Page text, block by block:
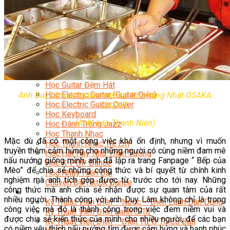
Nhạc Công Chuyên Nghiệp
Ca Sĩ Chuyên Nghiệp
Học Đàn Violin
Học Violin Cover
Học Đàn Piano
Học Piano Đệm Hát
Học Piano Trẻ Em
Học Đàn Guitar
Học Guitar Đệm Hát
Học Electric Guitar (Guitar Điện)
Học Electric Guitar Cover
Học Keyboard
Học Đánh Trống Jazz
Học Thanh Nhạc
Học Thanh Nhạc Trẻ Em
Học Hát Hay Như Thần Tượng
Học K-POP Dance
Học Nhảy Hiện Đại
Chuyên Đề Tiktok Dance
Kỹ Thuật – Công Nghệ
Kỹ Thuật Viên Điện – Nước – Điện Lạnh Dân Dụng
Kỹ Thuật Viên Điện Lạnh Ô Tô
Kỹ Thuật Viên Điện – Điện Tử Ô Tô Cơ Bản
Anh Duy Lâm đang làm việc tại Nhà hàng Nhật OSAKA
OHSHO.
(Ảnh: báo Thanh Niên)
Mặc dù đã có một công việc khá ổn định, nhưng vì muốn
truyền thêm cảm hứng cho những người có cùng niềm đam mê
nấu nướng giống mình, anh đã lập ra trang Fanpage “ Bếp của
Mèo” để chia sẻ những công thức và bí quyết từ chính kinh
nghiệm mà anh tích góp được từ trước cho tới nay. Những
công thức mà anh chia sẻ nhận được sự quan tâm của rất
nhiều người. Thành công với anh Duy Lâm không chỉ là trong
công việc mà đó là thành công trong việc đem niềm vui và
được chia sẻ kiến thức của mình cho nhiều người, để các bạn